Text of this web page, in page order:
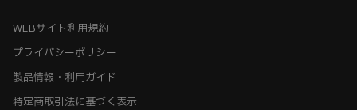
WEBサイト利用規約
プライバシーポリシー
製品情報・利用ガイド
特定商取引法に基づく表示